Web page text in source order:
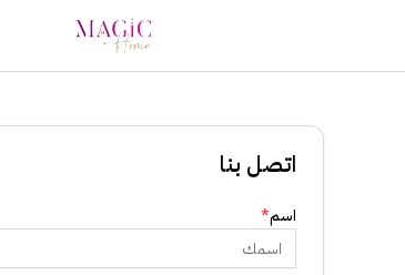
اتصل بنا
اسم*